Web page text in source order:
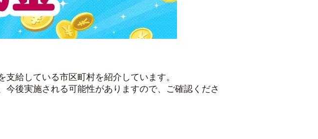
給している市区町村を紹介しています。
後実施される可能性がありますので、ご確認くださ